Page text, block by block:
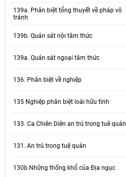
139a. Phân biệt tổng thuyết về pháp vô
tránh
139b. Quán sát nội tâm thức
139a. Quán sát ngoại tâm thức
136. Phân biệt về nghiệp
135 Nghiệp phân biệt loài hữu tình
133. Ca Chiên Diên an trú trong tuê quán
131. An trú trong tuệ quán
130b.Những thống khổ của Địa ngục